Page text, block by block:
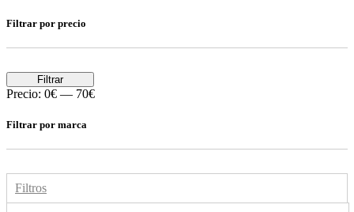
Filtrar por precio
Filtrar
Precio: 0€ — 70€
Filtrar por marca
Filtros